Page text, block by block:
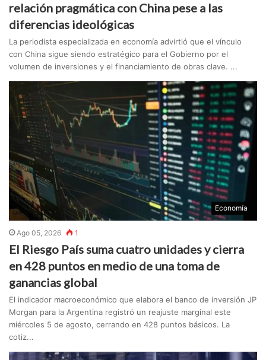
relación pragmática con China pese a las
diferencias ideológicas
La periodista especializada en economía advirtió que el vínculo
con China sigue siendo estratégico para el Gobierno por el
volumen de inversiones y el financiamiento de obras clave. ...
Economía
Ago 05, 2026 1
El Riesgo País suma cuatro unidades y cierra
en 428 puntos en medio de una toma de
ganancias global
El indicador macroeconómico que elabora el banco de inversión JP
Morgan para la Argentina registró un reajuste marginal este
miércoles 5 de agosto, cerrando en 428 puntos básicos. La
cotiz...